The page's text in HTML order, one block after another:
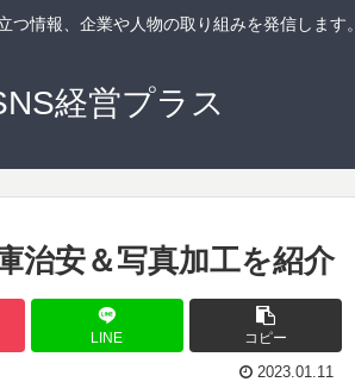
つ情報、企業や人物の取り組みを発信します。
経営プラス
治安＆写真加工を紹介
LINE コピー
2023.01.11